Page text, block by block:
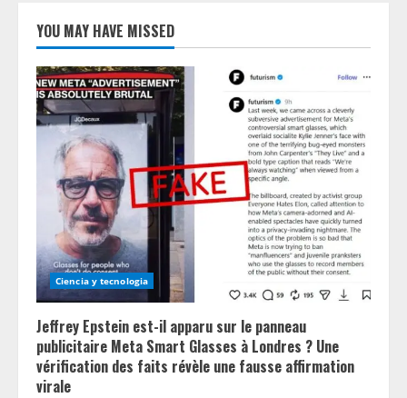
YOU MAY HAVE MISSED
Ciencia y tecnologia
Jeffrey Epstein est-il apparu sur le panneau
publicitaire Meta Smart Glasses à Londres ? Une
vérification des faits révèle une fausse affirmation
virale